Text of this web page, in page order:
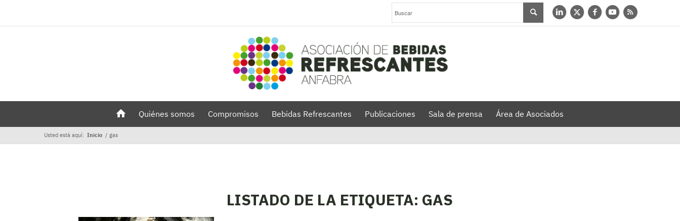
Quiénes somos Compromisos Bebidas Refrescantes Publicaciones Sala de prensa Área de Asociados
Usted está aquí: Inicio / gas
LISTADO DE LA ETIQUETA: GAS